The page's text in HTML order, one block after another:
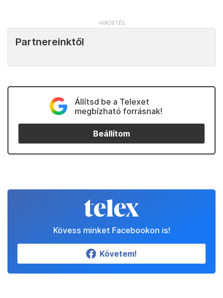
Partnereinktől
Állítsd be a Telexet
megbízható forrásnak!
Beállítom
Kövess minket Facebookon is!
Követem!